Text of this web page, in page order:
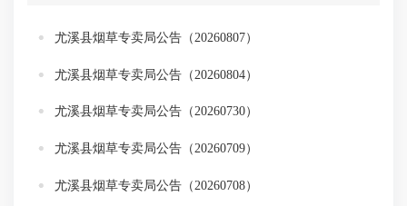
尤溪县烟草专卖局公告（20260807）
尤溪县烟草专卖局公告（20260804）
尤溪县烟草专卖局公告（20260730）
尤溪县烟草专卖局公告（20260709）
尤溪县烟草专卖局公告（20260708）